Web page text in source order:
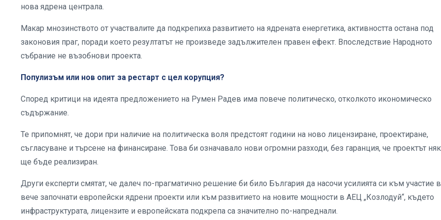
нова ядрена централа.
Макар мнозинството от участвалите да подкрепиха развитието на ядрената енергетика, активността остана под
законовия праг, поради което резултатът не произведе задължителен правен ефект. Впоследствие Народното
събрание не възобнови проекта.
Популизъм или нов опит за рестарт с цел корупция?
Според критици на идеята предложението на Румен Радев има повече политическо, отколкото икономическо
съдържание.
Те припомнят, че дори при наличие на политическа воля предстоят години на ново лицензиране, проектиране,
съгласуване и търсене на финансиране. Това би означавало нови огромни разходи, без гаранция, че проектът
ще бъде реализиран.
Други експерти смятат, че далеч по-прагматично решение би било България да насочи усилията си към участие в
вече започнати европейски ядрени проекти или към развитието на новите мощности в АЕЦ „Козлодуй“, където
инфраструктурата, лицензите и европейската подкрепа са значително по-напреднали.